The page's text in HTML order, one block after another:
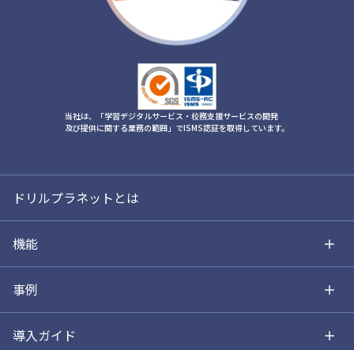
当社は、「学習デジタルサービス・校務支援サービスの開発
及び提供に関する業務の範囲」でISMS認証を取得しています。
ドリルプラネットとは
機能
事例
導入ガイド